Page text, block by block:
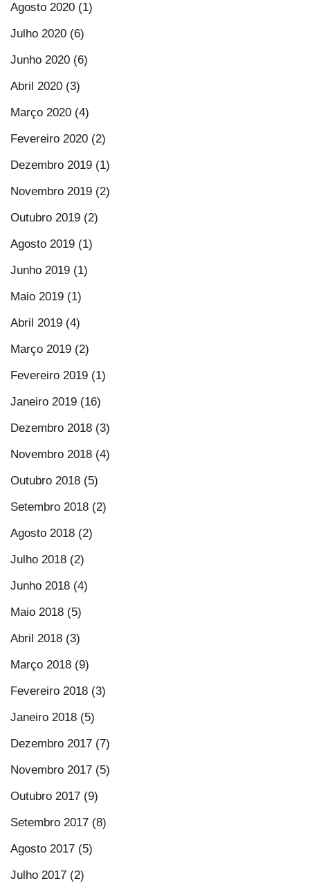
Agosto 2020 (1)
Julho 2020 (6)
Junho 2020 (6)
Abril 2020 (3)
Março 2020 (4)
Fevereiro 2020 (2)
Dezembro 2019 (1)
Novembro 2019 (2)
Outubro 2019 (2)
Agosto 2019 (1)
Junho 2019 (1)
Maio 2019 (1)
Abril 2019 (4)
Março 2019 (2)
Fevereiro 2019 (1)
Janeiro 2019 (16)
Dezembro 2018 (3)
Novembro 2018 (4)
Outubro 2018 (5)
Setembro 2018 (2)
Agosto 2018 (2)
Julho 2018 (2)
Junho 2018 (4)
Maio 2018 (5)
Abril 2018 (3)
Março 2018 (9)
Fevereiro 2018 (3)
Janeiro 2018 (5)
Dezembro 2017 (7)
Novembro 2017 (5)
Outubro 2017 (9)
Setembro 2017 (8)
Agosto 2017 (5)
Julho 2017 (2)